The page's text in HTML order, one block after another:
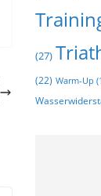
(27)
(22) Warm-Up